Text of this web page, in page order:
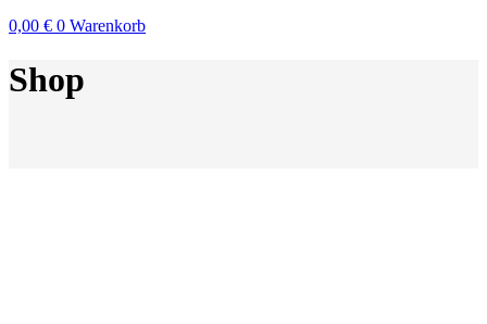
0,00 € 0 Warenkorb
Shop